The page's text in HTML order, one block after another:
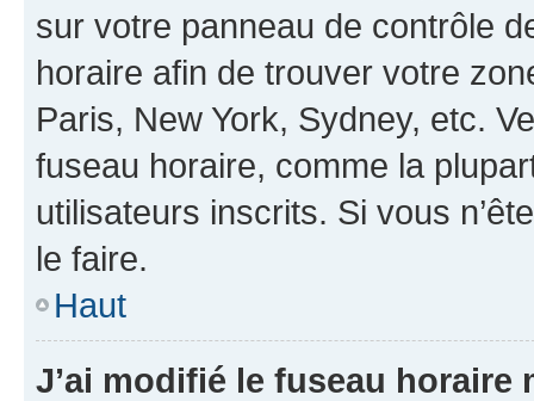
sur votre panneau de contrôle
horaire afin de trouver votre
Paris, New York, Sydney, etc.
fuseau horaire, comme la
utilisateurs inscrits. Si vous
le faire.
Haut
J’ai modifié le fuseau horaire